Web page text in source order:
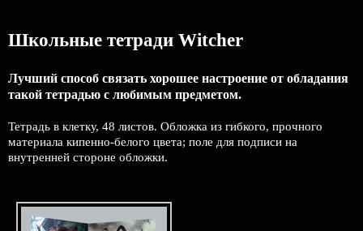
Школьные тетради Witcher
Лучший способ связать хорошее настроение от обладания
такой тетрадью c любимым предметом.
Тетрадь в клетку, 48 листов. Обложка из гибкого, прочного
материала кипенно-белого цвета; поле для подписи на
внутренней стороне обложки.